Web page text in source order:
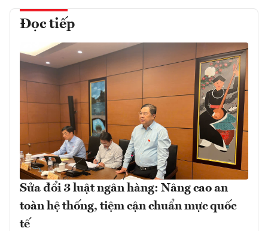
Đọc tiếp
Sửa đổi 3 luật ngân hàng: Nâng cao an
toàn hệ thống, tiệm cận chuẩn mực quốc
tế